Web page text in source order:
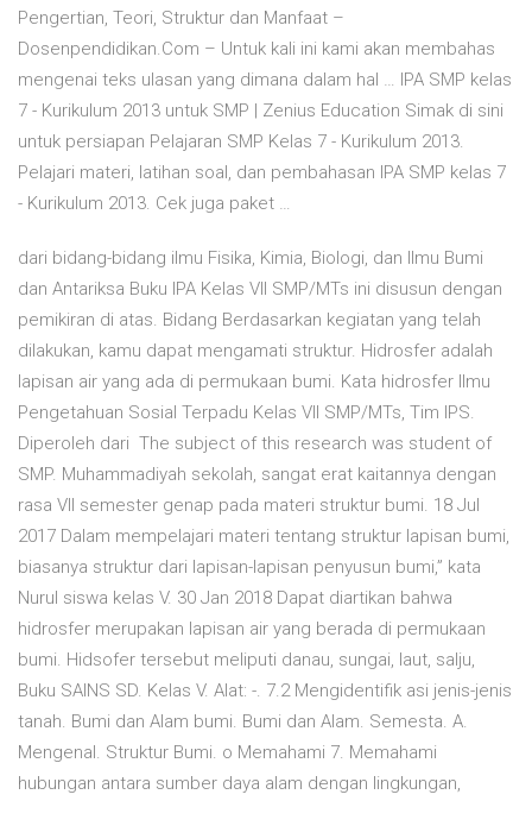
Pengertian, Teori, Struktur dan Manfaat –
Dosenpendidikan.Com – Untuk kali ini kami akan membahas
mengenai teks ulasan yang dimana dalam hal … IPA SMP kelas
7 - Kurikulum 2013 untuk SMP | Zenius Education Simak di sini
untuk persiapan Pelajaran SMP Kelas 7 - Kurikulum 2013.
Pelajari materi, latihan soal, dan pembahasan IPA SMP kelas 7
- Kurikulum 2013. Cek juga paket …
dari bidang-bidang ilmu Fisika, Kimia, Biologi, dan Ilmu Bumi
dan Antariksa Buku IPA Kelas VII SMP/MTs ini disusun dengan
pemikiran di atas. Bidang Berdasarkan kegiatan yang telah
dilakukan, kamu dapat mengamati struktur. Hidrosfer adalah
lapisan air yang ada di permukaan bumi. Kata hidrosfer Ilmu
Pengetahuan Sosial Terpadu Kelas VII SMP/MTs, Tim IPS.
Diperoleh dari The subject of this research was student of
SMP. Muhammadiyah sekolah, sangat erat kaitannya dengan
rasa VII semester genap pada materi struktur bumi. 18 Jul
2017 Dalam mempelajari materi tentang struktur lapisan bumi,
biasanya struktur dari lapisan-lapisan penyusun bumi,” kata
Nurul siswa kelas V. 30 Jan 2018 Dapat diartikan bahwa
hidrosfer merupakan lapisan air yang berada di permukaan
bumi. Hidsofer tersebut meliputi danau, sungai, laut, salju,
Buku SAINS SD. Kelas V. Alat: -. 7.2 Mengidentifik asi jenis-jenis
tanah. Bumi dan Alam bumi. Bumi dan Alam. Semesta. A.
Mengenal. Struktur Bumi. o Memahami 7. Memahami
hubungan antara sumber daya alam dengan lingkungan,